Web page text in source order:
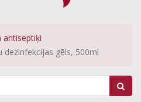
antiseptiķi
gēls, 500ml